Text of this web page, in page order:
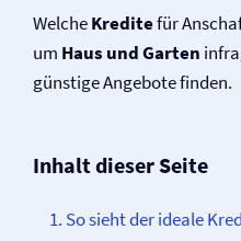
WelcheKreditefür
um Haus und Garten
günstige Angebote finden.
Inhalt dieser Seite
So sieht der ideale